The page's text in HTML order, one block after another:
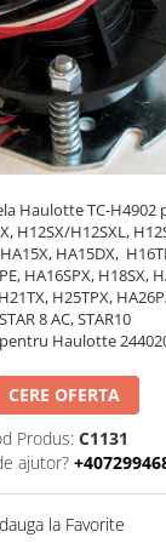
Haulotte TC-H4902
H12SX/H12SXL,
HA15DX,
HA16SPX, H18SX,
H25TPX,
STAR 8 AC, STAR10
Haulotte
CERE OFERTA
Produs: C1131
ajutor?
la Favorite